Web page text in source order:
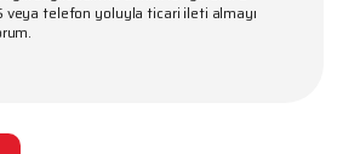
veya telefon yoluyla ticari ileti almayı